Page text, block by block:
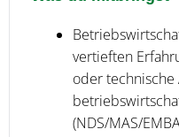
vertieften
oder technische
(NDS/MAS/